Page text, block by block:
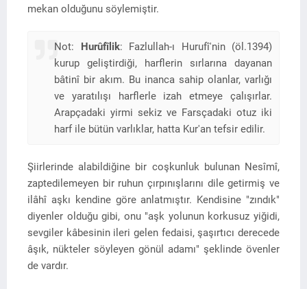
mekan olduğunu söylemiştir.
Not: Hurûfîlik: Fazlullah-ı Hurufî'nin (öl.1394)
kurup geliştirdiği, harflerin sırlarına dayanan
bâtinî bir akım. Bu inanca sahip olanlar, varlığı
ve yaratılışı harflerle izah etmeye çalışırlar.
Arapçadaki yirmi sekiz ve Farsçadaki otuz iki
harf ile bütün varlıklar, hatta Kur'an tefsir edilir.
Şiirlerinde alabildiğine bir coşkunluk bulunan Nesîmî,
zaptedilemeyen bir ruhun çırpınışlarını dile getirmiş ve
ilâhî aşkı kendine göre anlatmıştır. Kendisine "zındık"
diyenler olduğu gibi, onu "aşk yolunun korkusuz yiğidi,
sevgiler kâbesinin ileri gelen fedaisi, şaşırtıcı derecede
âşık, nükteler söyleyen gönül adamı" şeklinde övenler
de vardır.